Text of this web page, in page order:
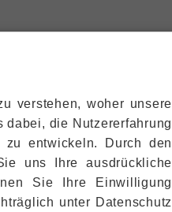
verstehen, woher unsere
dabei, die Nutzer­erfahrung
entwickeln. Durch den
uns Ihre ausdrückliche
Sie Ihre Einwilligung
unter Datenschutz